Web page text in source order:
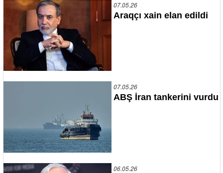
07.05.26
Araqçı xain elan edildi
07.05.26
ABŞ İran tankerini vurdu
06.05.26